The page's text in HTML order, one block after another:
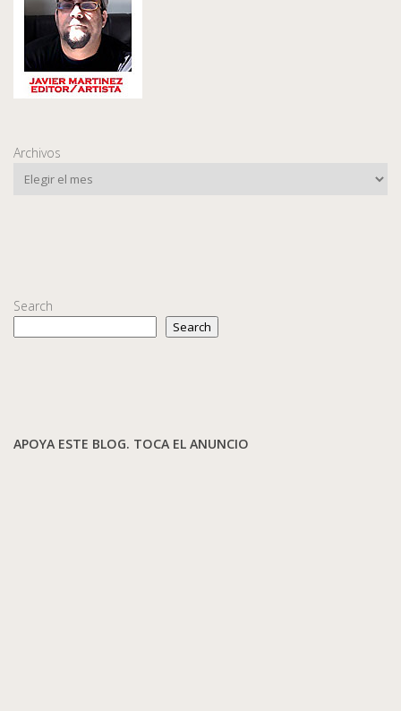
Archivos
Search
Search
APOYA ESTE BLOG. TOCA EL ANUNCIO